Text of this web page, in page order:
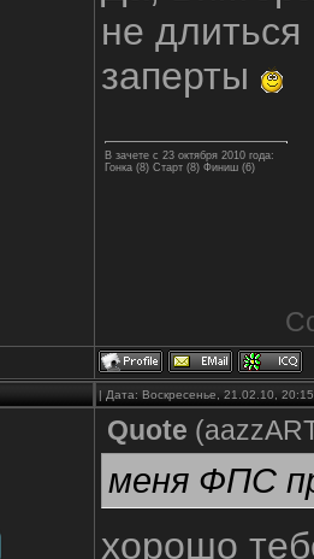
не
заперты
В зачете с 23 октября 2010 года:
Гонка (8) Старт (8) Финиш (6)
| Дата: Воскресенье, 21.02.10,
Quote (
меня ФПС
хорошо